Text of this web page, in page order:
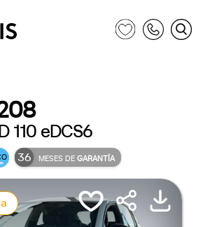
110 eDCS6
36 MESES DEGARANTÍA